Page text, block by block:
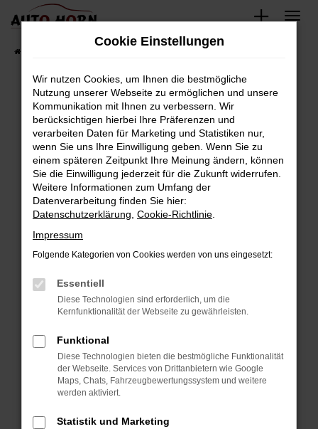
Zum
springen
Fahrzeugbestand
Fehler: Network Error
Beim Laden ist ein Fehler aufgetreten.
Hier sind ein paar Tipps, die dir helfen können:
Überprüfe deine Firewall und deine
Internetverbindung.
Laden andere Webseiten, zum Beispiel deine
Suchmaschine?
Prüfe deine Browsererweiterungen.
können das Laden bestimmter Seiten
verhindern. Funktioniert die Seite in einem
anderen Browser oder in einem privaten
Starte dein Gerät neu.
Das kann manchmal helfen, vorübergehende
Probleme zu beheben.
Betriebssystem auf dem neuesten Stand
Cookie Einstellungen
Wir nutzen Cookies, um Ihnen die bestmögliche
Nutzung unserer Webseite zu ermöglichen und unsere
Kommunikation mit Ihnen zu verbessern. Wir
berücksichtigen hierbei Ihre Präferenzen und
verarbeiten Daten für Marketing und Statistiken nur,
wenn Sie uns Ihre Einwilligung geben. Wenn Sie zu
einem späteren Zeitpunkt Ihre Meinung ändern, können
Sie die Einwilligung jederzeit für die Zukunft widerrufen.
Weitere Informationen zum Umfang der
Datenverarbeitung finden Sie hier:
Datenschutzerklärung Cookie-Richtlinie
Impressum
Folgende Kategorien von Cookies werden von uns eingesetzt:
Essentiell
Diese Technologien sind erforderlich, um die
Kernfunktionalität der Webseite zu gewährleisten.
Funktional
Diese Technologien bieten die bestmögliche Funktionalität
der Webseite. Services von Drittanbietern wie Google
Maps, Chats, Fahrzeugbewertungssystem und weitere
werden aktiviert.
Statistik und Marketing